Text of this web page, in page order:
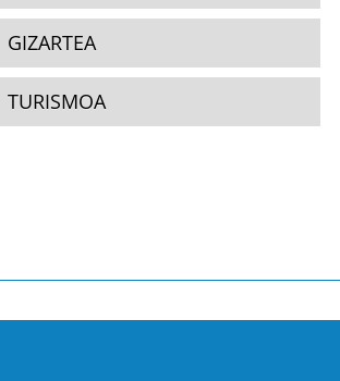
GIZARTEA
TURISMOA